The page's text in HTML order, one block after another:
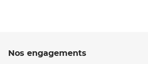
Nos engagements